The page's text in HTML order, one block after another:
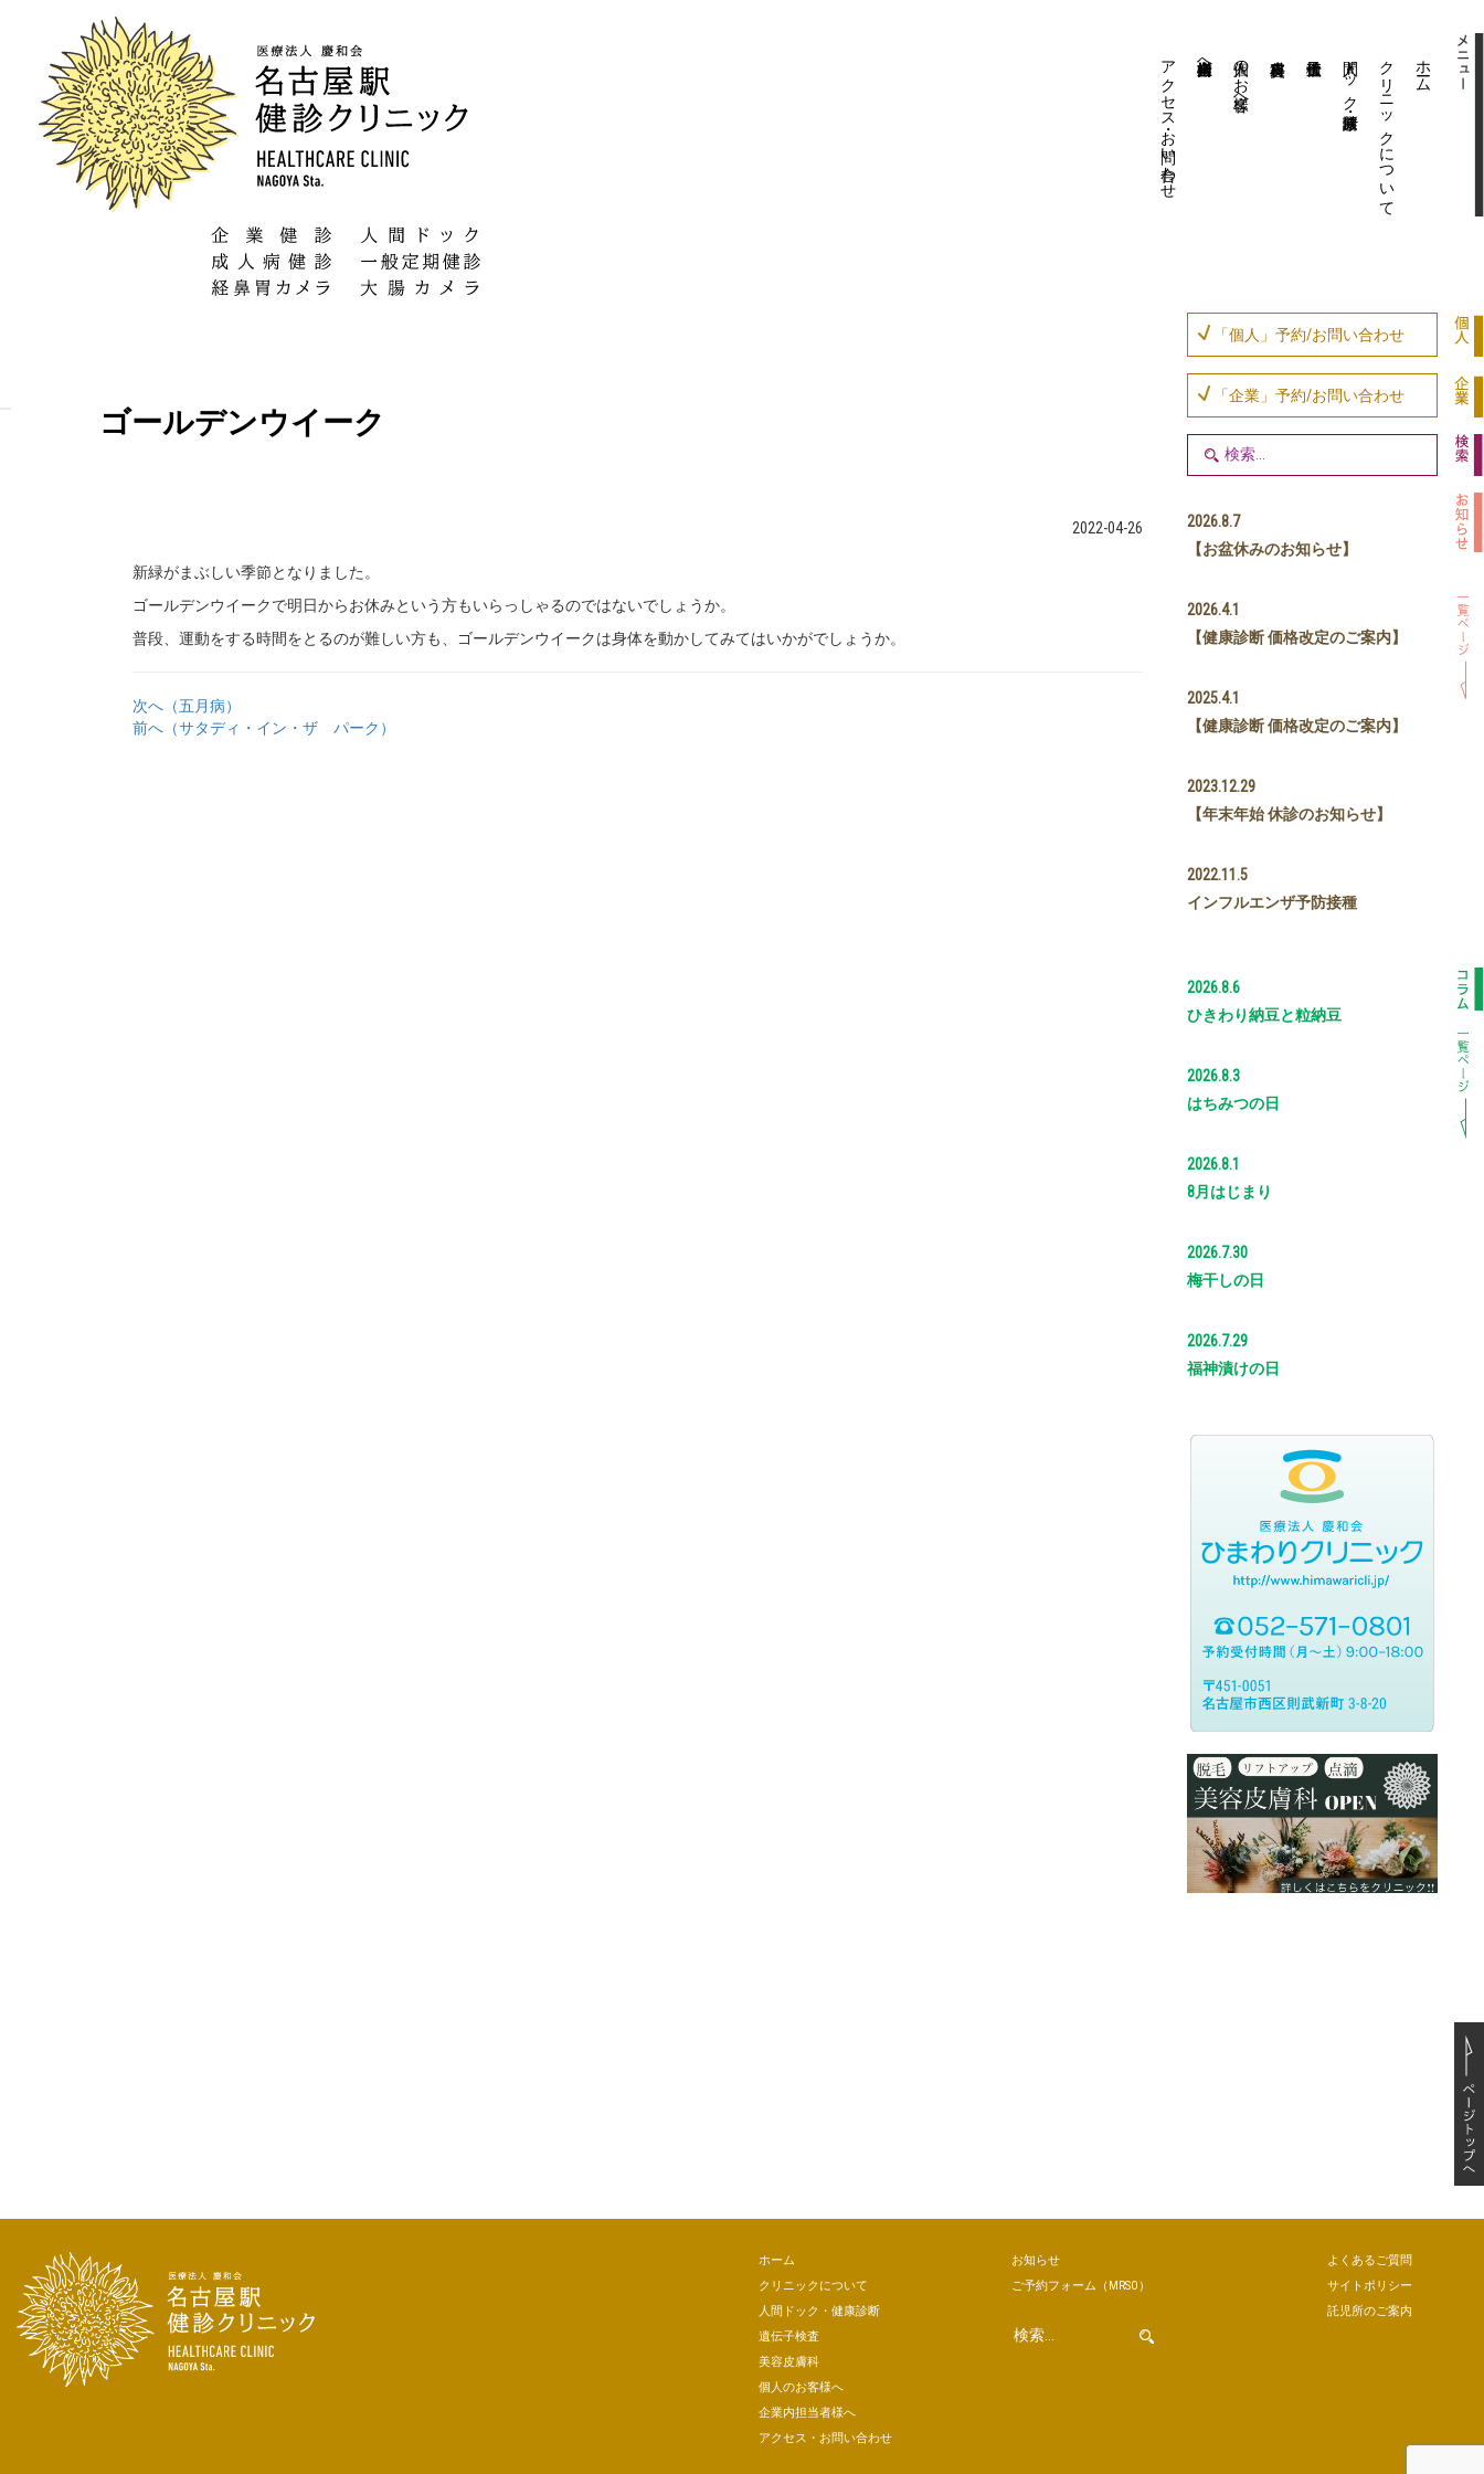
アクセス・お問い合わせ 企業内担当者様へ 個人のお客様へ 人間ドック・健康診断 クリニックについて ホーム
ゴールデンウイーク
2022-04-26
新緑がまぶしい季節となりました。
ゴールデンウイークで明日からお休みという方もいらっしゃるのではないでしょうか。
普段、運動をする時間をとるのが難しい方も、ゴールデンウイークは身体を動かしてみてはいかがでしょうか。
次へ（五月病）
前へ（サタディ・イン・ザ パーク）
「個人」予約/お問い合わせ
「企業」予約/お問い合わせ
2026.8.7
【お盆休みのお知らせ】
2026.4.1
【健康診断 価格改定のご案内】
2025.4.1
【健康診断 価格改定のご案内】
2023.12.29
【年末年始 休診のお知らせ】
2022.11.5
インフルエンザ予防接種
2026.8.6
ひきわり納豆と粒納豆
2026.8.3
はちみつの日
2026.8.1
8月はじまり
2026.7.30
梅干しの日
2026.7.29
福神漬けの日
ホーム
クリニックについて
人間ドック・健康診断
遺伝子検査
美容皮膚科
個人のお客様へ
企業内担当者様へ
アクセス・お問い合わせ
お知らせ
ご予約フォーム （MRSO）
よくあるご質問
サイトポリシー
託児所のご案内